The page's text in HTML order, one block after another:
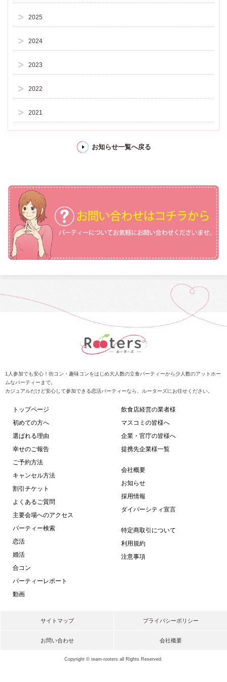
2025
2024
2023
2022
2021
お知らせ一覧へ戻る
1人参加でも安心！街コン・趣味コンをはじめ大人数の立食パーティーから少人数のアットホー
ムなパーティーまで。
カジュアルだけど安心して参加できる恋活パーティーなら、ルーターズにお任せください。
トップページ
初めての方へ
選ばれる理由
幸せのご報告
ご予約方法
キャンセル方法
割引チケット
よくあるご質問
主要会場へのアクセス
パーティー検索
恋活
婚活
合コン
パーティーレポート
動画
飲食店経営の業者様
マスコミの皆様へ
企業・官庁の皆様へ
提携先企業様一覧
会社概要
お知らせ
採用情報
ダイバーシティ宣言
特定商取引について
利用規約
注意事項
サイトマップ プライバシーポリシー
お問い合わせ 会社概要
Copyright © team-rooters all Rights Reserved.